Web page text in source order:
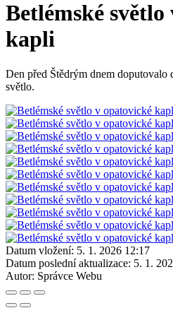
Betlémské
kapli
Den před Štědrým dnem doputovalo
světlo.
Datum vložení: 5. 1. 2026 12:17
Datum poslední aktualizace: 5. 1.
Autor: Správce Webu